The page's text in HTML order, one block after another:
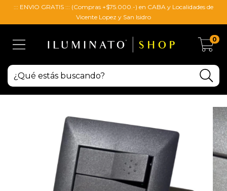
::: ENVIO GRATIS ::: (Compras +$75.000.-) en CABA y Localidades de
Vicente Lopez y San Isidro
0